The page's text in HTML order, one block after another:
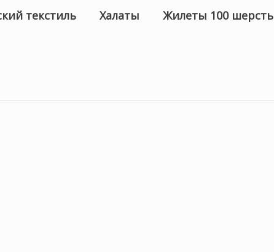
текстиль Халаты Жилеты 100 шерсть